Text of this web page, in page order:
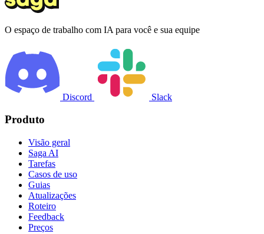
O espaço de trabalho com IA para você e sua equipe
Discord Slack
Produto
Visão geral
Saga AI
Tarefas
Casos de uso
Guias
Atualizações
Roteiro
Feedback
Preços